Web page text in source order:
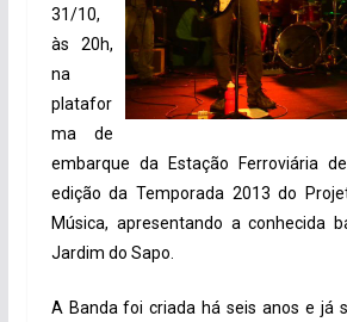
31/10,
às 20h,
na
platafor
ma de
embarque da Estação Ferroviária
edição da Temporada 2013 do
Música, apresentando a conhecida
Jardim do Sapo.
A Banda foi criada há seis anos e já